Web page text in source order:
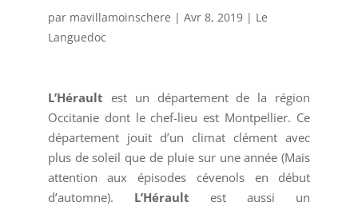
par mavillamoinschere | Avr 8, 2019| Le
Languedoc
L’Hérault est un département de la région
Occitanie dont le chef-lieu est Montpellier. Ce
département jouit d’un climat clément avec
plus de soleil que de pluie sur une année (Mais
attention aux épisodes cévenols en début
d’automne). L’Hérault est aussi un